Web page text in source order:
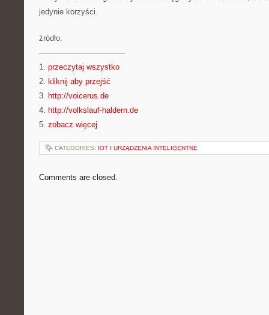
jedynie korzyści.
źródło:
———————————
1. przeczytaj wszystko
2. kliknij aby przejść
3. http://voicerus.de
4. http://volkslauf-haldern.de
5. zobacz więcej
CATEGORIES: IOT I URZĄDZENIA INTELIGENTNE
Comments are closed.